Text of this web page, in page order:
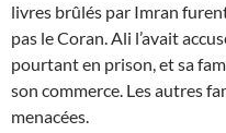
livres brûlés par Imran
pas le Coran. Ali l’avait
pourtant en prison, et sa
son commerce. Les autres
menacées.